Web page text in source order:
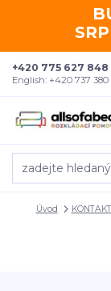
+420 775 627 848
English: +420 737
Úvod